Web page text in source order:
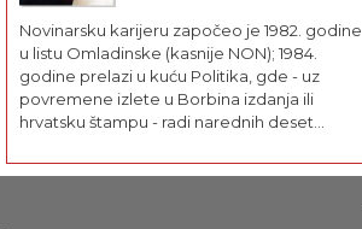
Novinarsku karijeru započeo je 1982. godine
u listu Omladinske (kasnije NON); 1984.
godine prelazi u kuću Politika, gde - uz
povremene izlete u Borbina izdanja ili
hrvatsku štampu - radi narednih deset
itd. Paralelno sa tim, u prvoj polovine